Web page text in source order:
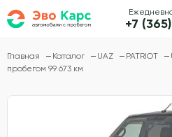
+7
Главная Каталог UAZ PATRIOT
пробегом 99 673 км